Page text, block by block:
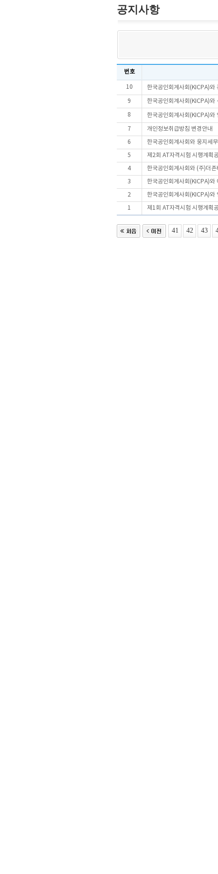
공지사항
번호
10 한국공인회계사회(KICPA)와
9 한국공인회계사회(KICPA)와
8 한국공인회계사회(KICPA)와
7 개인정보취급방침 변경안내
6 한국공인회계사회와 웅지세
5 제2회 AT자격시험 시행계획
4 한국공인회계사회와 (주)더
3 한국공인회계사회(KICPA)와
2 한국공인회계사회(KICPA)와
1 제1회 AT자격시험 시행계획
41 42 43